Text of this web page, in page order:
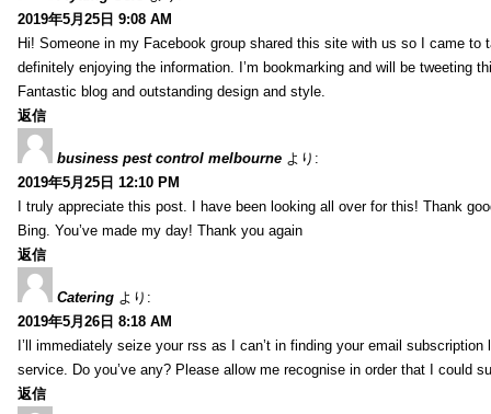
2019年5月25日 9:08 AM
Hi! Someone in my Facebook group shared this site with us so I came to
definitely enjoying the information. I’m bookmarking and will be tweeting
Fantastic blog and outstanding design and style.
返信
business pest control melbourne より:
2019年5月25日 12:10 PM
I truly appreciate this post. I have been looking all over for this! Thank
Bing. You’ve made my day! Thank you again
返信
Catering より:
2019年5月26日 8:18 AM
I’ll immediately seize your rss as I can’t in finding your email subscription
service. Do you’ve any? Please allow me recognise in order that I could
返信